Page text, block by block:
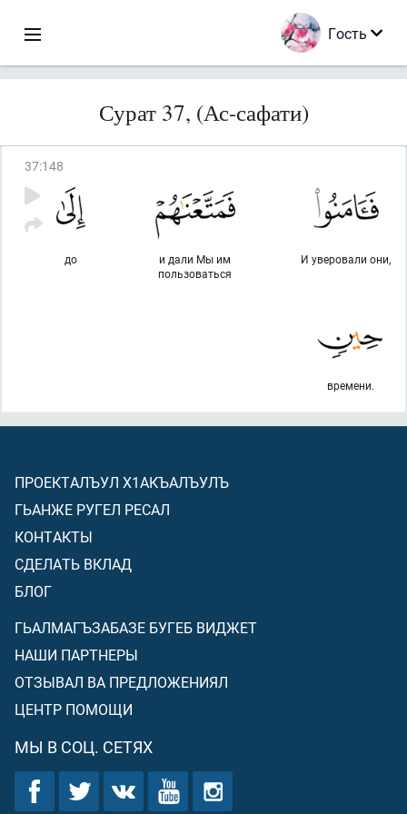
Гость
Сурат 37, (Ас-сафати)
37:148
И уверовали они,
и дали Мы им
пользоваться
до
времени.
ПРОЕКТАЛЪУЛ Х1АКЪАЛЪУЛЪ
ГЬАНЖЕ РУГЕЛ РЕСАЛ
КОНТАКТЫ
СДЕЛАТЬ ВКЛАД
БЛОГ
ГЬАЛМАГЪЗАБАЗЕ БУГЕБ ВИДЖЕТ
НАШИ ПАРТНЕРЫ
ОТЗЫВАЛ ВА ПРЕДЛОЖЕНИЯЛ
ЦЕНТР ПОМОЩИ
МЫ В СОЦ. СЕТЯХ